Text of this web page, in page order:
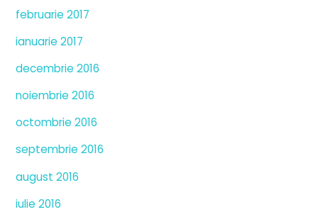
februarie 2017
ianuarie 2017
decembrie 2016
noiembrie 2016
octombrie 2016
septembrie 2016
august 2016
iulie 2016